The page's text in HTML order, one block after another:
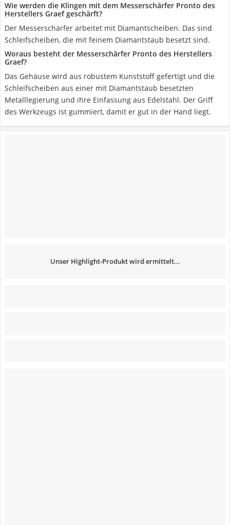
Wie werden die Klingen mit dem Messerschärfer Pronto des
Herstellers Graef geschärft?
Der Messerschärfer arbeitet mit Diamantscheiben. Das sind
Schleifscheiben, die mit feinem Diamantstaub besetzt sind.
Woraus besteht der Messerschärfer Pronto des Herstellers
Graef?
Das Gehäuse wird aus robustem Kunststoff gefertigt und die
Schleifscheiben aus einer mit Diamantstaub besetzten
Metalllegierung und ihre Einfassung aus Edelstahl. Der Griff
des Werkzeugs ist gummiert, damit er gut in der Hand liegt.
Unser Highlight-Produkt wird ermittelt...